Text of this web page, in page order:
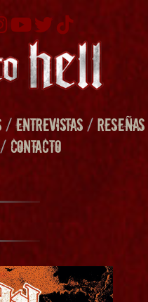
/ENTREVISTAS/RESEÑAS
/ CONTACTO